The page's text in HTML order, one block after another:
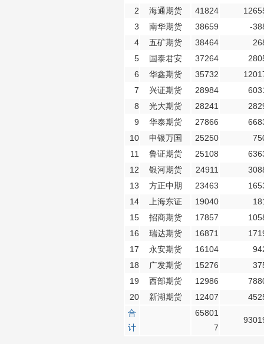
2 海通期货 41824
3
南华期货 38659
-
4
五矿期货 38464
5
国泰君安 37264
6
华鑫期货 35732
7
兴证期货 28984
8
光大期货 28241
9
华泰期货 27866
10
申银万国 25250
11
鲁证期货 25108
12
银河期货 24911
13
方正中期 23463
14
上海东证 19040
15
招商期货 17857
16
瑞达期货 16871
17
永安期货 16104
18
广发期货 15276
19
西部期货 12986
20
新湖期货 12407
合
计
65801
7